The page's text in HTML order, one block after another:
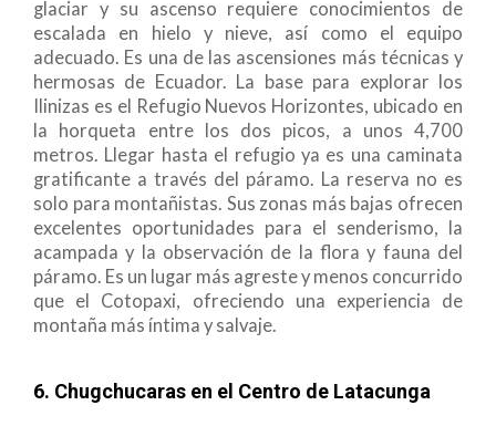
glaciar y su ascenso requiere conocimientos de
escalada en hielo y nieve, así como el equipo
adecuado. Es una de las ascensiones más técnicas y
hermosas de Ecuador. La base para explorar los
Ilinizas es el Refugio Nuevos Horizontes, ubicado en
la horqueta entre los dos picos, a unos 4,700
metros. Llegar hasta el refugio ya es una caminata
gratificante a través del páramo. La reserva no es
solo para montañistas. Sus zonas más bajas ofrecen
excelentes oportunidades para el senderismo, la
acampada y la observación de la flora y fauna del
páramo. Es un lugar más agreste y menos concurrido
que el Cotopaxi, ofreciendo una experiencia de
montaña más íntima y salvaje.
6. Chugchucaras en el Centro de Latacunga